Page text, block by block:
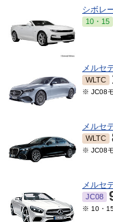
04～2014/04
9.6～11.6km/L
10・15
メルセ
WLTC
※ JC08
メルセ
WLTC
※ JC08
メルセ
JC08
※ 10・